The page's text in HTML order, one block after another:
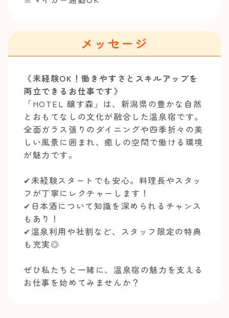
メッセージ
《未経験OK！働きやすさとスキルアップを
両立できるお仕事です》
「HOTEL 醸す森」は、新潟県の豊かな自然
とおもてなしの文化が融合した温泉宿です。
全面ガラス張りのダイニングや四季折々の美
しい風景に囲まれ、癒しの空間で働ける環境
が魅力です。
✔︎未経験スタートでも安心。料理長やスタッ
フが丁寧にレクチャーします！
✔︎日本酒について知識を深められるチャンス
もあり！
✔︎温泉利用や社割など、スタッフ限定の特典
も充実◎
ぜひ私たちと一緒に、温泉宿の魅力を支える
お仕事を始めてみませんか？